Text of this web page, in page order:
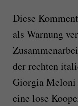
Diese
als Warnung
der rechten
Giorgia Meloni
eine lose